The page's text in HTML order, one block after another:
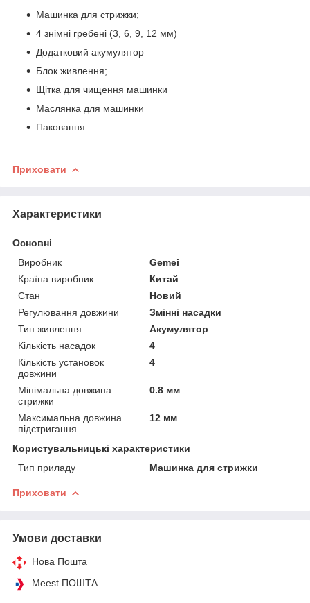
Машинка для стрижки;
4 знімні гребені (3, 6, 9, 12 мм)
Додатковий акумулятор
Блок живлення;
Щітка для чищення машинки
Маслянка для машинки
Паковання.
Приховати
Характеристики
Основні
Виробник
Gemei
Країна виробник
Китай
Стан
Новий
Регулювання довжини
Змінні насадки
Тип живлення
Акумулятор
Кількість насадок
4
Кількість установок
довжини
4
Мінімальна довжина
стрижки
0.8 мм
Максимальна довжина
підстригання
12 мм
Користувальницькі характеристики
Тип приладу
Машинка для стрижки
Приховати
Умови доставки
Нова Пошта
Meest ПОШТА